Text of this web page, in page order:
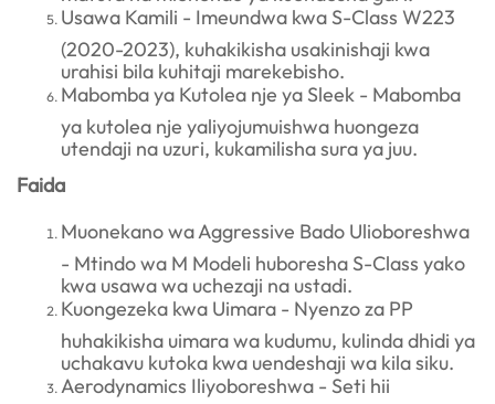
Usawa Kamili - Imeundwa kwa S-Class W223
(2020-2023), kuhakikisha usakinishaji kwa
urahisi bila kuhitaji marekebisho.
Mabomba ya Kutolea nje ya Sleek - Mabomba
ya kutolea nje yaliyojumuishwa huongeza
utendaji na uzuri, kukamilisha sura ya juu.
Faida
Muonekano wa Aggressive Bado Ulioboreshwa
- Mtindo wa M Modeli huboresha S-Class yako
kwa usawa wa uchezaji na ustadi.
Kuongezeka kwa Uimara - Nyenzo za PP
huhakikisha uimara wa kudumu, kulinda dhidi ya
uchakavu kutoka kwa uendeshaji wa kila siku.
Aerodynamics Iliyoboreshwa - Seti hii